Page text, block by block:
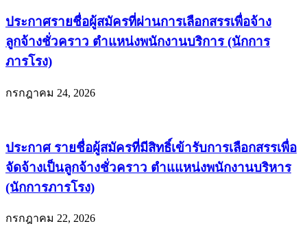
ประกาศรายชื่อผู้สมัครที่ผ่านการเลือกสรรเพื่อจ้าง
ลูกจ้างชั่วคราว ตำแหน่งพนักงานบริการ (นักการ
ภารโรง)
กรกฎาคม 24, 2026
ประกาศ รายชื่อผู้สมัครที่มีสิทธิ์เข้ารับการเลือกสรรเพื่อ
จัดจ้างเป็นลูกจ้างชั่วคราว ตำแแหน่งพนักงานบริหาร
(นักการภารโรง)
กรกฎาคม 22, 2026